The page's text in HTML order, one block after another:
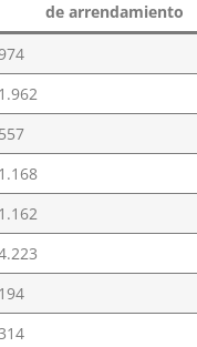
de arrendamiento
1.962
557
1.168
1.162
194